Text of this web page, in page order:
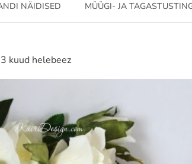
NÄIDISED MÜÜGI- JA
kuud helebeez